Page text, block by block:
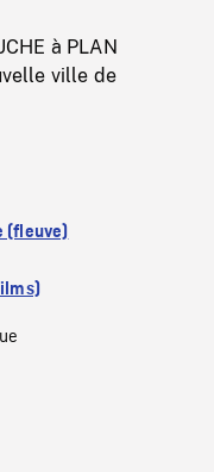
à PLAN
ville de
(fleuve)